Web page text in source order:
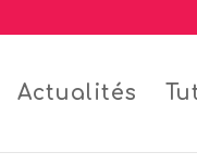
Actualités